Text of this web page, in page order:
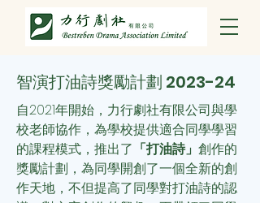
智演打油詩獎勵計劃 2023-24
自2021年開始，力行劇社有限公司與學
校老師協作，為學校提供適合同學學習
的課程模式，推出了 「打油詩」 創作的
獎勵計劃，為同學開創了一個全新的創
作天地，不但提高了同學對打油詩的認